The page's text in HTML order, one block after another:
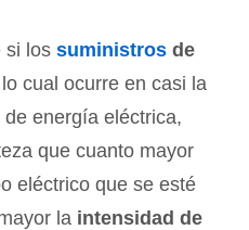
si los suministros de
cual ocurre en casi la
energía eléctrica,
que cuanto mayor
eléctrico que se esté
la intensidad de